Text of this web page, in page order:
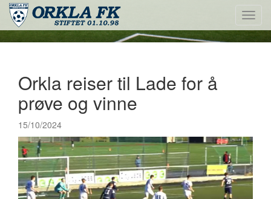
Orkla reiser til Lade for å
prøve og vinne
15/10/2024